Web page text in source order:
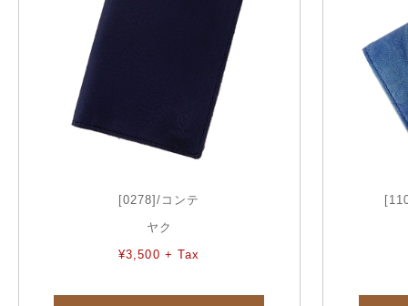
[0278]/コンテ
ヤク
¥3,500 + Tax